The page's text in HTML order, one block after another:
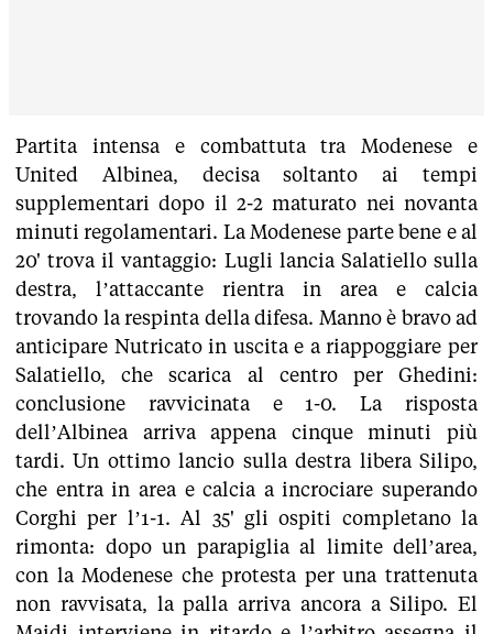
Partita intensa e combattuta tra Modenese e
United Albinea, decisa soltanto ai tempi
supplementari dopo il 2-2 maturato nei novanta
minuti regolamentari. La Modenese parte bene e al
20' trova il vantaggio: Lugli lancia Salatiello sulla
destra, l’attaccante rientra in area e calcia
trovando la respinta della difesa. Manno è bravo ad
anticipare Nutricato in uscita e a riappoggiare per
Salatiello, che scarica al centro per Ghedini:
conclusione ravvicinata e 1-0. La risposta
dell’Albinea arriva appena cinque minuti più
tardi. Un ottimo lancio sulla destra libera Silipo,
che entra in area e calcia a incrociare superando
Corghi per l’1-1. Al 35' gli ospiti completano la
rimonta: dopo un parapiglia al limite dell’area,
con la Modenese che protesta per una trattenuta
non ravvisata, la palla arriva ancora a Silipo. El